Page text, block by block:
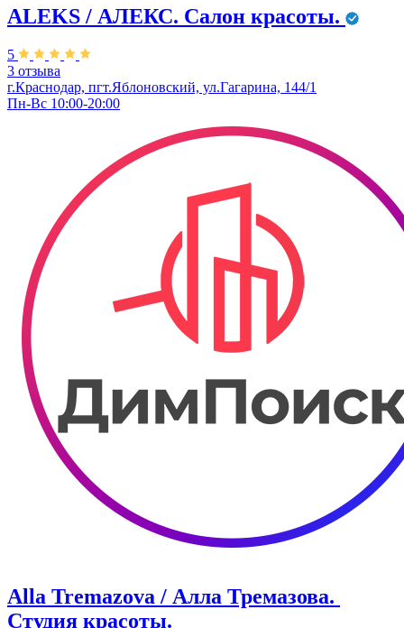
ALEKS / АЛЕКС. Салон красоты.
5
3 отзыва
г.Краснодар, пгт.Яблоновский, ул.Гагарина, 144/1
Пн-Вс 10:00-20:00
Alla Tremazova / Алла Тремазова. ​
Студия красоты.